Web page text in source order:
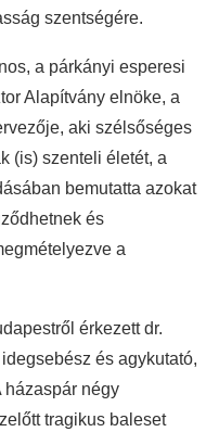
szentségére.
a párkányi esperesi
Alapítvány elnöke, a
aki szélsőséges
(is) szenteli életét, a
bemutatta azokat
és
a
érkezett dr.
és agykutató,
házaspár négy
tragikus baleset